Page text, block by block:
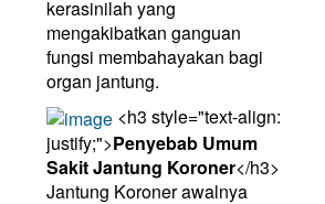
kerasinilah yang
mengakibatkan ganguan
fungsi membahayakan bagi
organ jantung.
<h3 style="text-align:
justify;">Penyebab Umum
Sakit Jantung Koroner</h3>
Jantung Koroner awalnya